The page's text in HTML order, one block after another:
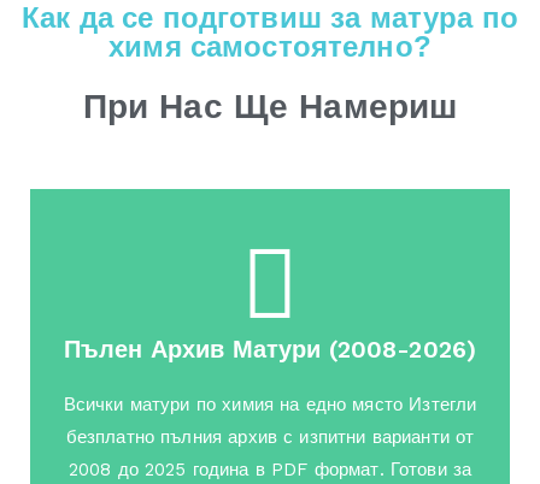
Как да се подготвиш за матура по
химя самостоятелно?
При Нас Ще Намериш
Пълен Архив Матури (2008-2026)
Всички матури по химия на едно място Изтегли
безплатно пълния архив с изпитни варианти от
2008 до 2025 година в PDF формат. Готови за